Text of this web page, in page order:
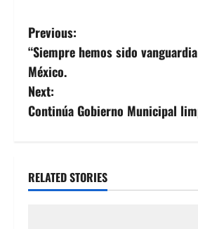
P
o
s
t
a
Previous:
“Siempre hemos sido
México.
Next:
Continúa Gobierno Municipal
RELATED STORIES